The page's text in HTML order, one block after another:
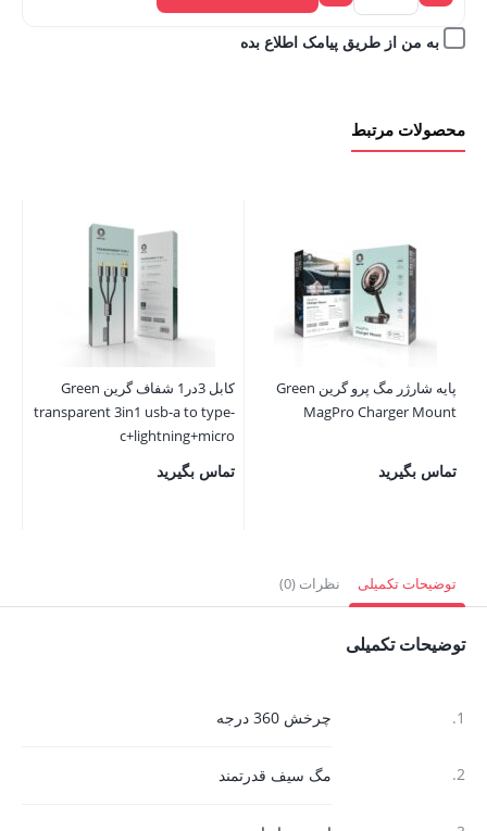
به من از طریق پیامک اطلاع بده
محصولات مرتبط
پایه شارژر مگ پرو گرین Green
MagPro Charger Mount
تماس بگیرید
کابل 3در1 شفاف گرین Green
transparent 3in1 usb-a to type-
c+lightning+micro
تماس بگیرید
توضیحات تکمیلی نظرات (0)
توضیحات تکمیلی
1. چرخش 360 درجه
2. مگ سیف قدرتمند